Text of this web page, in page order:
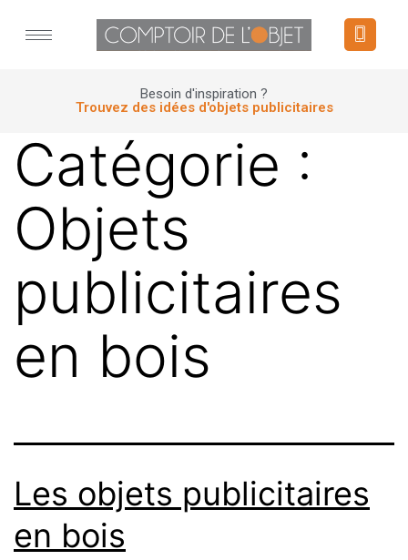
Besoin d'inspiration ?
Trouvez des idées d'objets publicitaires
Catégorie :
Objets
publicitaires
en bois
Les objets publicitaires
en bois
Panneau de gestion des cookies